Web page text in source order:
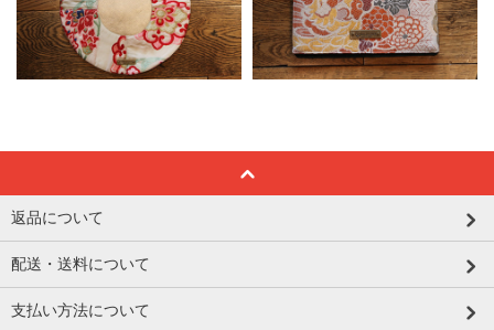
返品について
配送・送料について
支払い方法について